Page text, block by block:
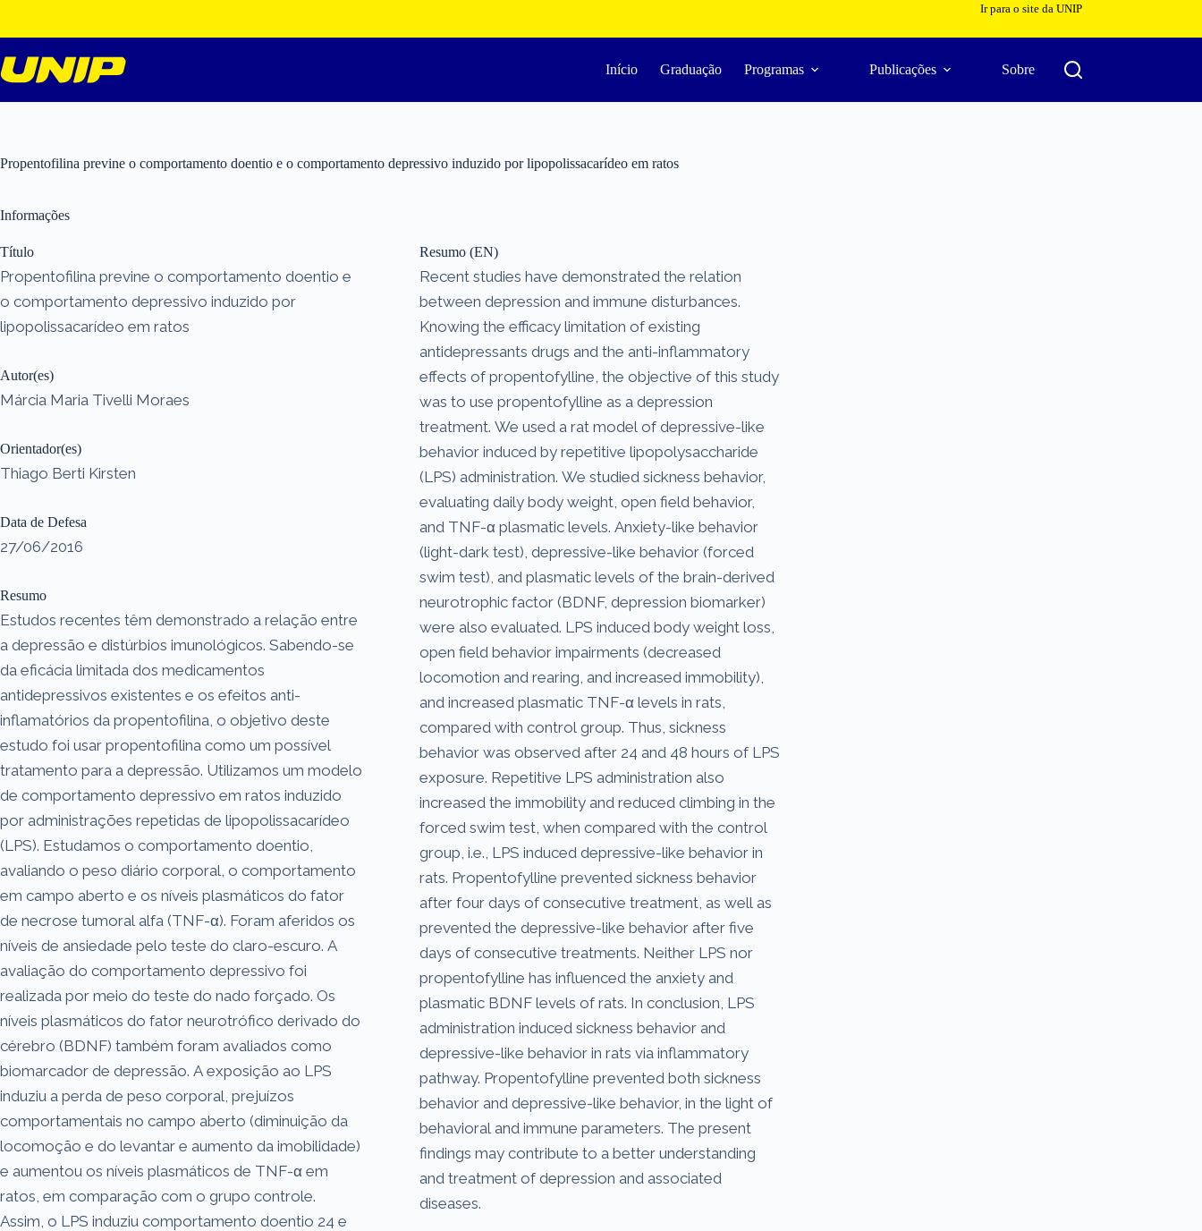
o
conteúdo
Ir para o site da UNIP
Início Graduação Programas Publicações Sobre
Propentofilina previne o comportamento doentio e o comportamento depressivo induzido por lipopolissacarídeo em ratos
Informações
Título
Propentofilina previne o comportamento doentio e
o comportamento depressivo induzido por
lipopolissacarídeo em ratos
Autor(es)
Márcia Maria Tivelli Moraes
Orientador(es)
Thiago Berti Kirsten
Data de Defesa
27/06/2016
Resumo
Estudos recentes têm demonstrado a relação entre
a depressão e distúrbios imunológicos. Sabendo-se
da eficácia limitada dos medicamentos
antidepressivos existentes e os efeitos anti-
inflamatórios da propentofilina, o objetivo deste
estudo foi usar propentofilina como um possível
tratamento para a depressão. Utilizamos um modelo
de comportamento depressivo em ratos induzido
por administrações repetidas de lipopolissacarídeo
(LPS). Estudamos o comportamento doentio,
avaliando o peso diário corporal, o comportamento
em campo aberto e os níveis plasmáticos do fator
de necrose tumoral alfa (TNF-α). Foram aferidos os
níveis de ansiedade pelo teste do claro-escuro. A
avaliação do comportamento depressivo foi
realizada por meio do teste do nado forçado. Os
níveis plasmáticos do fator neurotrófico derivado do
cérebro (BDNF) também foram avaliados como
biomarcador de depressão. A exposição ao LPS
induziu a perda de peso corporal, prejuízos
comportamentais no campo aberto (diminuição da
locomoção e do levantar e aumento da imobilidade)
e aumentou os níveis plasmáticos de TNF-α em
ratos, em comparação com o grupo controle.
Assim, o LPS induziu comportamento doentio 24 e
Resumo (EN)
Recent studies have demonstrated the relation
between depression and immune disturbances.
Knowing the efficacy limitation of existing
antidepressants drugs and the anti-inflammatory
effects of propentofylline, the objective of this study
was to use propentofylline as a depression
treatment. We used a rat model of depressive-like
behavior induced by repetitive lipopolysaccharide
(LPS) administration. We studied sickness behavior,
evaluating daily body weight, open field behavior,
and TNF-α plasmatic levels. Anxiety-like behavior
(light-dark test), depressive-like behavior (forced
swim test), and plasmatic levels of the brain-derived
neurotrophic factor (BDNF, depression biomarker)
were also evaluated. LPS induced body weight loss,
open field behavior impairments (decreased
locomotion and rearing, and increased immobility),
and increased plasmatic TNF-α levels in rats,
compared with control group. Thus, sickness
behavior was observed after 24 and 48 hours of LPS
exposure. Repetitive LPS administration also
increased the immobility and reduced climbing in the
forced swim test, when compared with the control
group, i.e., LPS induced depressive-like behavior in
rats. Propentofylline prevented sickness behavior
after four days of consecutive treatment, as well as
prevented the depressive-like behavior after five
days of consecutive treatments. Neither LPS nor
propentofylline has influenced the anxiety and
plasmatic BDNF levels of rats. In conclusion, LPS
administration induced sickness behavior and
depressive-like behavior in rats via inflammatory
pathway. Propentofylline prevented both sickness
behavior and depressive-like behavior, in the light of
behavioral and immune parameters. The present
findings may contribute to a better understanding
and treatment of depression and associated
diseases.